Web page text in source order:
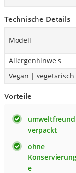
Technische Details
Modell
Allergenhinweis
Vegan | vegetarisch
Vorteile
verpackt
ohne
e